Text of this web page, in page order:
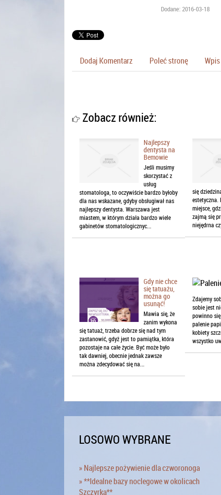
Dodane: 2016-03-18
Dodaj Komentarz Poleć stronę
Zobacz również:
Najlepszy
dentysta na
Bemowie
Jeśli musimy
skorzystać z
usług
stomatologa, to oczywiście bardzo byłoby
dla nas wskazane, gdyby obsługiwał nas
najlepszy dentysta. Warszawa jest
miastem, w którym działa bardzo wiele
gabinetów stomatologicznyc...
się
estetyczna.
miejsce,
zajmą się
niejędrna
Gdy nie chce
się tatuażu,
można go
usunąć!
Mawia się, że
zanim wykona
się tatuaż, trzeba dobrze się nad tym
zastanowić, gdyż jest to pamiątka, która
pozostaje na całe życie. Być może było
tak dawniej, obecnie jednak zawsze
można zdecydować się na...
Zdajemy
sobie jest
powinno
palenie
kobiety
wszystko
LOSOWO WYBRANE
» Najlepsze pożywienie dla czworonoga
» **Idealne bazy noclegowe w okolicach
Szczyrka**